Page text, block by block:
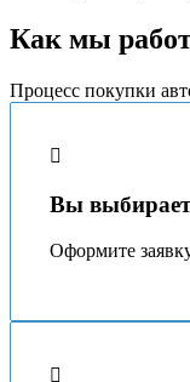
Как мы
Процесс покупки
Вы
Оформите